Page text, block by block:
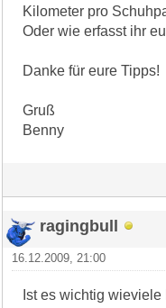
Kilometer pro
Oder wie erfasst ihr
Danke für eure Tipps!
Gruß
Benny
ragingbull
16.12.2009, 21:00
Ist es wichtig